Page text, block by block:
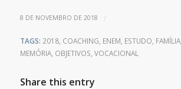
8 DE NOVEMBRO DE 2018 /
TAGS: 2018, COACHING ENEM ESTUDO FAMÍLIA,
MEMÓRIA, OBJETIVOS VOCACIONAL
Share this entry